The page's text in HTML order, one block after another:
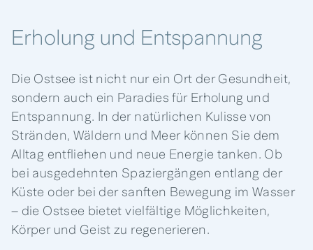
Erholung und Entspannung
Die Ostsee ist nicht nur ein Ort der Gesundheit,
sondern auch ein Paradies für Erholung und
Entspannung. In der natürlichen Kulisse von
Stränden, Wäldern und Meer können Sie dem
Alltag entfliehen und neue Energie tanken. Ob
bei ausgedehnten Spaziergängen entlang der
Küste oder bei der sanften Bewegung im Wasser
– die Ostsee bietet vielfältige Möglichkeiten,
Körper und Geist zu regenerieren.